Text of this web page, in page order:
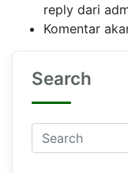
reply dari
Komentar
Search